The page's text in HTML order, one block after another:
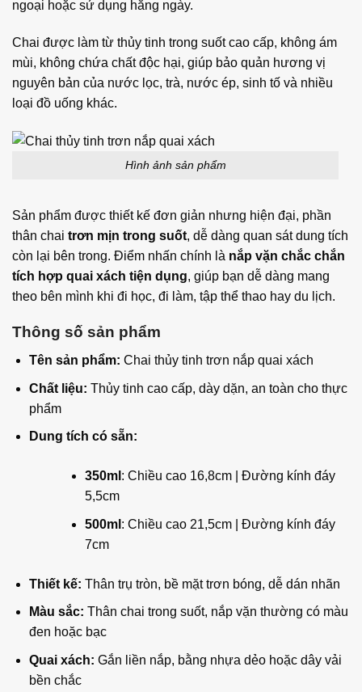
ngoại hoặc sử dụng hằng ngày.
Chai được làm từ thủy tinh trong suốt cao cấp, không ám
mùi, không chứa chất độc hại, giúp bảo quản hương vị
nguyên bản của nước lọc, trà, nước ép, sinh tố và nhiều
loại đồ uống khác.
Hình ảnh sản phẩm
Sản phẩm được thiết kế đơn giản nhưng hiện đại, phần
thân chai trơn mịn trong suốt, dễ dàng quan sát dung tích
còn lại bên trong. Điểm nhấn chính là nắp vặn chắc chắn
tích hợp quai xách tiện dụng, giúp bạn dễ dàng mang
theo bên mình khi đi học, đi làm, tập thể thao hay du lịch.
Thông số sản phẩm
Tên sản phẩm: Chai thủy tinh trơn nắp quai xách
Chất liệu: Thủy tinh cao cấp, dày dặn, an toàn cho thực
phẩm
Dung tích có sẵn:
350ml : Chiều cao 16,8cm | Đường kính đáy
5,5cm
500ml : Chiều cao 21,5cm | Đường kính đáy
7cm
Thiết kế: Thân trụ tròn, bề mặt trơn bóng, dễ dán nhãn
Màu sắc: Thân chai trong suốt, nắp vặn thường có màu
đen hoặc bạc
Quai xách: Gắn liền nắp, bằng nhựa dẻo hoặc dây vải
bền chắc